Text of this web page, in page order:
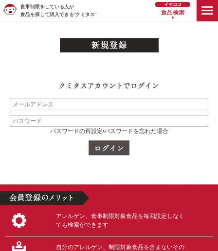
食事制限をしている人が
食品を探して購入できる“クミタス”
パスワードの再設定/パスワードを忘れた場合
アレルゲン、食事制限対象食品を毎回設定しなく
ても検索ができます
自分のアレルゲン、制限対象食品を含まないその